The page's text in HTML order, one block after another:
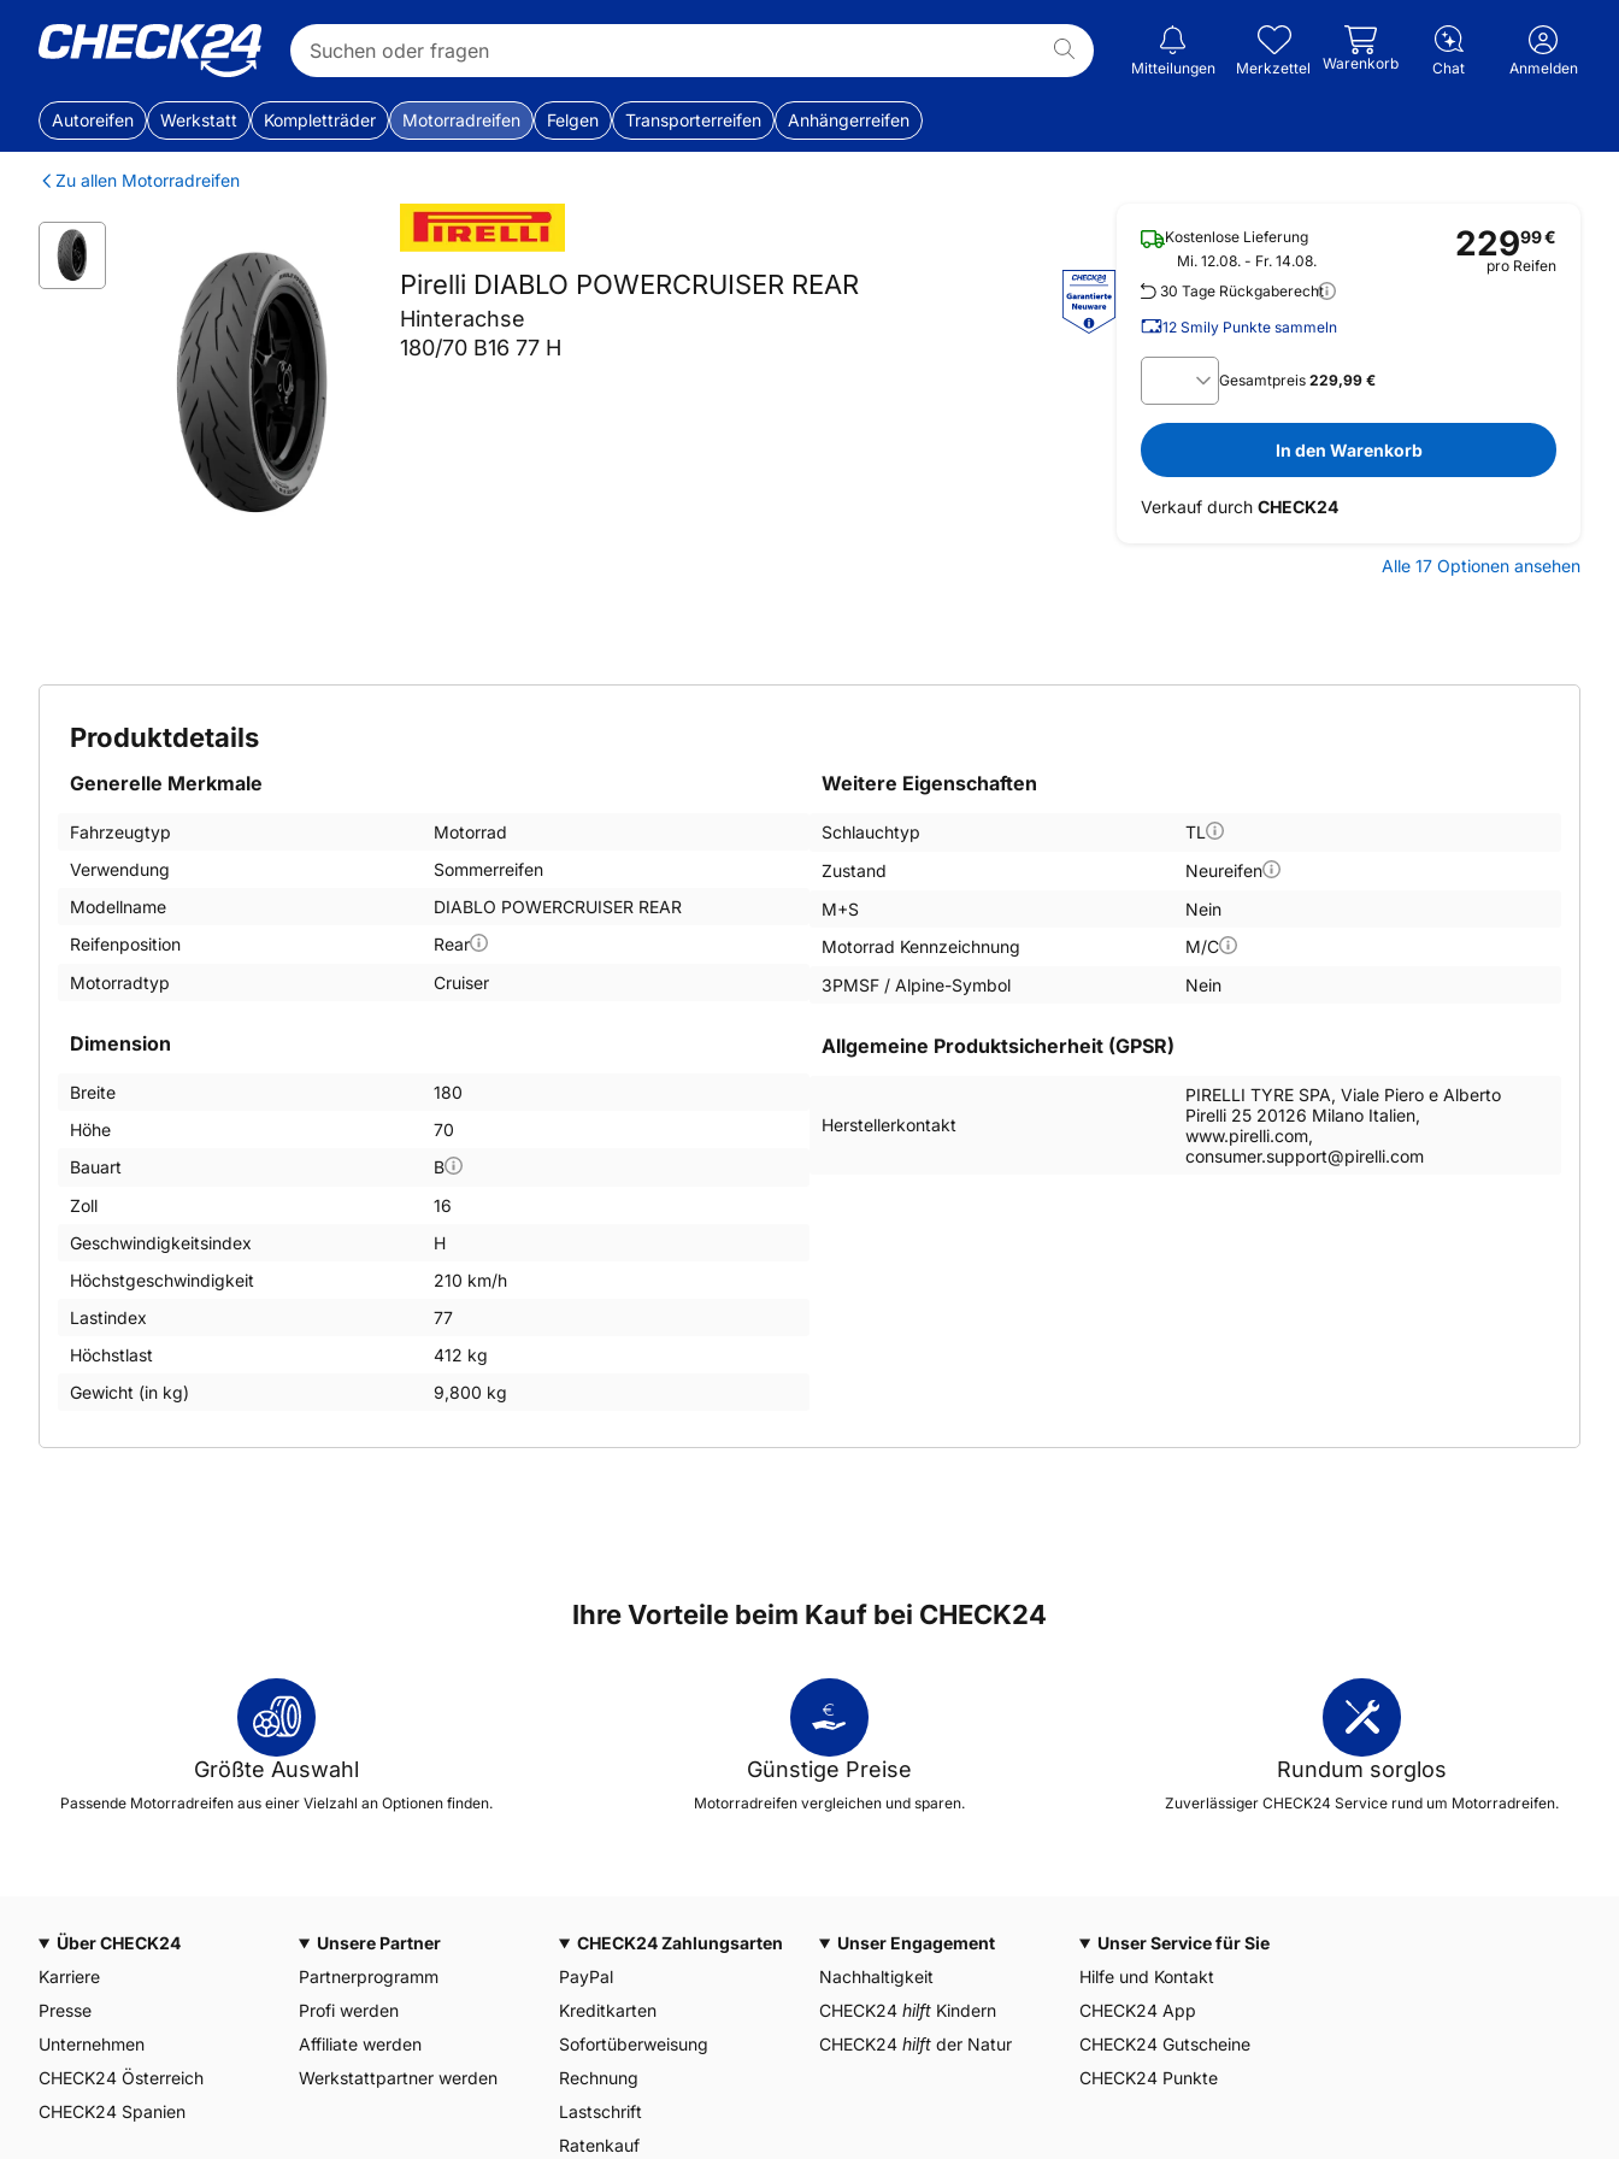
Mitteilungen Merkzettel Warenkorb Chat Anmelden
Autoreifen Werkstatt Kompletträder Motorradreifen Felgen Transporterreifen Anhängerreifen
Zu allen Motorradreifen
Pirelli DIABLO POWERCRUISER REAR
Hinterachse
180/70 B16 77 H
Kostenlose Lieferung
Mi. 12.08. - Fr. 14.08.
30 Tage Rückgaberecht
12 Smily Punkte sammeln
22999€
pro Reifen
Gesamtpreis 229,99 €
In den Warenkorb
Verkauf durch CHECK24
Alle 17 Optionen ansehen
Produktdetails
Dimension
Breite
180
Höhe
70
Bauart
B
Zoll
16
Geschwindigkeitsindex
H
Höchstgeschwindigkeit
210 km/h
Lastindex
77
Höchstlast
412 kg
Gewicht (in kg)
9,800 kg
Generelle Merkmale
Fahrzeugtyp
Motorrad
Verwendung
Sommerreifen
Modellname
DIABLO POWERCRUISER REAR
Reifenposition
Rear
Motorradtyp
Cruiser
Weitere Eigenschaften
Schlauchtyp
TL
Zustand
Neureifen
M+S
Nein
Motorrad Kennzeichnung
M/C
3PMSF / Alpine-Symbol
Nein
Allgemeine Produktsicherheit (GPSR)
Herstellerkontakt
PIRELLI TYRE SPA, Viale Piero e Alberto
Pirelli 25 20126 Milano Italien,
www.pirelli.com,
consumer.support@pirelli.com
Ihre Vorteile beim Kauf bei CHECK24
Größte Auswahl
Passende Motorradreifen aus einer Vielzahl an Optionen finden.
Günstige Preise
Motorradreifen vergleichen und sparen.
Rundum sorglos
Zuverlässiger CHECK24 Service rund um Motorradreifen.
Über CHECK24
Karriere
Presse
Unternehmen
CHECK24 Österreich
CHECK24 Spanien
Unsere Partner
Partnerprogramm
Profi werden
Affiliate werden
Werkstattpartner werden
CHECK24 Zahlungsarten
PayPal
Kreditkarten
Sofortüberweisung
Rechnung
Lastschrift
Ratenkauf
Unser Engagement
Nachhaltigkeit
CHECK24 hilft Kindern
CHECK24 hilft der Natur
Unser Service für Sie
Hilfe und Kontakt
CHECK24 App
CHECK24 Gutscheine
CHECK24 Punkte